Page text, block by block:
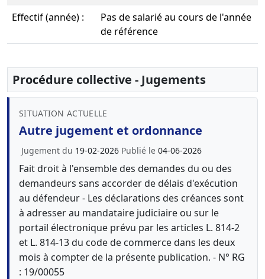
Effectif (année) :
Pas de salarié au cours de l'année
de référence
Procédure collective - Jugements
SITUATION ACTUELLE
Autre jugement et ordonnance
Jugement du 19-02-2026 Publié le 04-06-2026
Fait droit à l'ensemble des demandes du ou des
demandeurs sans accorder de délais d'exécution
au défendeur - Les déclarations des créances sont
à adresser au mandataire judiciaire ou sur le
portail électronique prévu par les articles L. 814-2
et L. 814-13 du code de commerce dans les deux
mois à compter de la présente publication. - N° RG
: 19/00055